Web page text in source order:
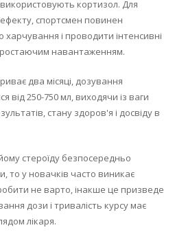
кортизол. Для
спортсмен повинен
і проводити інтенсивні
навантаженням.
два місяці, дозування
від 250-750 мл, виходячи із ваги
стану здоров'я і досвіду в
стероїду безпосередньо
то у новачків часто виникає
не варто, інакше це призведе
дози і тривалість курсу має
лікаря.